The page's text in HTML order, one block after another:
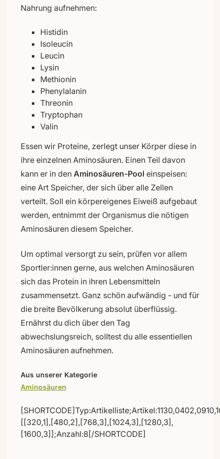
Nahrung aufnehmen:
Histidin
Isoleucin
Leucin
Lysin
Methionin
Phenylalanin
Threonin
Tryptophan
Valin
Essen wir Proteine, zerlegt unser Körper diese in
ihre einzelnen Aminosäuren. Einen Teil davon
kann er in den Aminosäuren-Pool einspeisen:
eine Art Speicher, der sich über alle Zellen
verteilt. Soll ein körpereigenes Eiweiß aufgebaut
werden, entnimmt der Organismus die nötigen
Aminosäuren diesem Speicher.
Um optimal versorgt zu sein, prüfen vor allem
Sportler:innen gerne, aus welchen Aminosäuren
sich das Protein in ihren Lebensmitteln
zusammensetzt. Ganz schön aufwändig - und für
die breite Bevölkerung absolut überflüssig.
Ernährst du dich über den Tag
abwechslungsreich, solltest du alle essentiellen
Aminosäuren aufnehmen.
Aus unserer Kategorie
Aminosäuren
[[320,1],[480,2],[768,3],[1024,3],[1280,3],
[1600,3]];Anzahl:8[/SHORTCODE]